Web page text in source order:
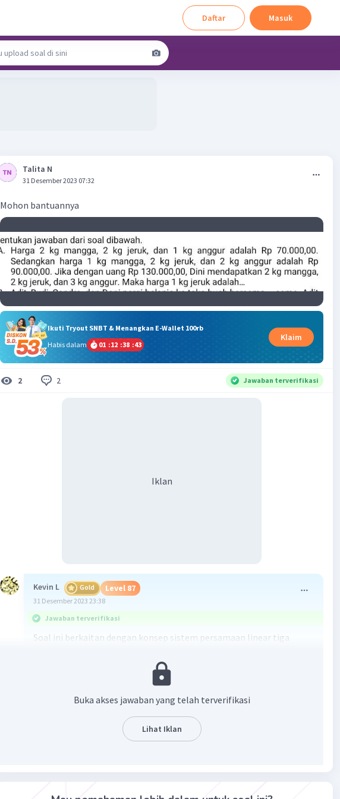
Daftar Masuk
Talita N
31 Desember 2023 07:32
Mohon bantuannya
Ikuti Tryout SNBT & Menangkan E-Wallet 100rb
Habis dalam
01 :12 :38 :42
Klaim
2 2 Jawaban terverifikasi
Iklan
Kevin L Gold Level 87
31 Desember 2023 23:38
Jawaban terverifikasi
Soal ini berkaitan dengan konsep sistem persamaan linear tiga
mencari harga 1kg jeruk. Kita bisa menggunakan metode eliminasi
1. Pertama, kita definisikan variabel untuk setiap jenis buah: x untuk
- x + 2y + 2z = 90.000 (harga 1kg mangga, 2kg jeruk, dan 2kg anggur)
Buka akses jawaban yang telah terverifikasi
Lihat Iklan